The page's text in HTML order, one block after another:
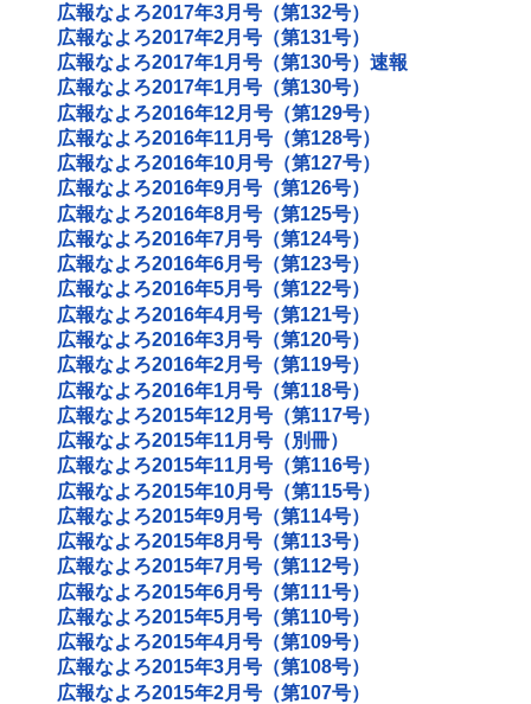
広報なよろ2017年3月号（第132号）
広報なよろ2017年2月号（第131号）
広報なよろ2017年1月号（第130号）速報
広報なよろ2017年1月号（第130号）
広報なよろ2016年12月号（第129号）
広報なよろ2016年11月号（第128号）
広報なよろ2016年10月号（第127号）
広報なよろ2016年9月号（第126号）
広報なよろ2016年8月号（第125号）
広報なよろ2016年7月号（第124号）
広報なよろ2016年6月号（第123号）
広報なよろ2016年5月号（第122号）
広報なよろ2016年4月号（第121号）
広報なよろ2016年3月号（第120号）
広報なよろ2016年2月号（第119号）
広報なよろ2016年1月号（第118号）
広報なよろ2015年12月号（第117号）
広報なよろ2015年11月号（別冊）
広報なよろ2015年11月号（第116号）
広報なよろ2015年10月号（第115号）
広報なよろ2015年9月号（第114号）
広報なよろ2015年8月号（第113号）
広報なよろ2015年7月号（第112号）
広報なよろ2015年6月号（第111号）
広報なよろ2015年5月号（第110号）
広報なよろ2015年4月号（第109号）
広報なよろ2015年3月号（第108号）
広報なよろ2015年2月号（第107号）